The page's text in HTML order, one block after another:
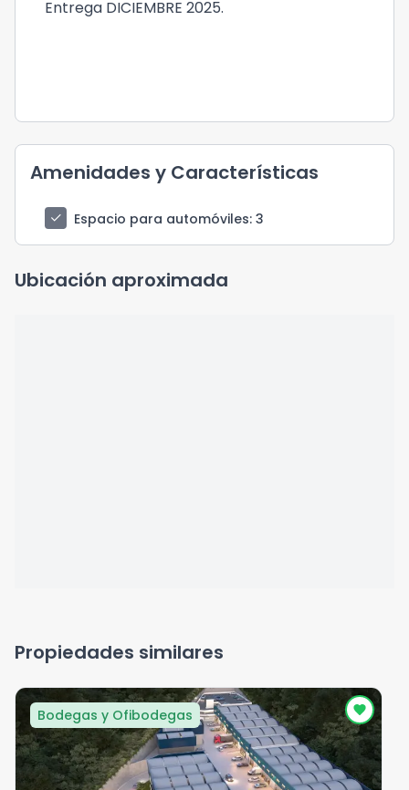
Entrega DICIEMBRE 2025.
Amenidades y Características
check Espacio para automóviles: 3
Ubicación aproximada
Propiedades similares
Bodegas y Ofibodegas